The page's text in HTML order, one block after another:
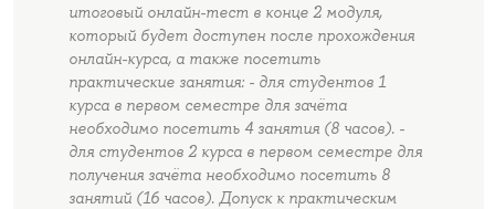
итоговый онлайн-тест в конце 2 модуля,
который будет доступен после прохождения
онлайн-курса, а также посетить
практические занятия: - для студентов 1
курса в первом семестре для зачёта
необходимо посетить 4 занятия (8 часов). -
для студентов 2 курса в первом семестре для
получения зачёта необходимо посетить 8
занятий (16 часов). Допуск к практическим